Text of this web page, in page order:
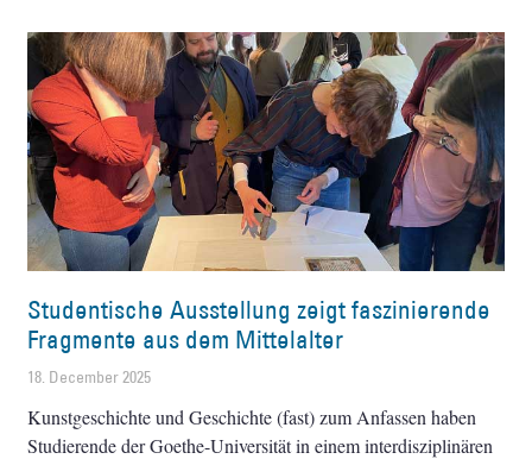
Studentische Ausstellung zeigt faszinierende
Fragmente aus dem Mittelalter
18. December 2025
Kunstgeschichte und Geschichte (fast) zum Anfassen haben
Studierende der Goethe-Universität in einem interdisziplinären